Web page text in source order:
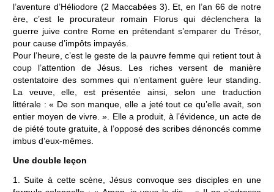
l’aventure d’Héliodore (2 Maccabées 3). Et, en l’an 66 de notre
ère, c’est le procurateur romain Florus qui déclenchera la
guerre juive contre Rome en prétendant s’emparer du Trésor,
pour cause d’impôts impayés.
Pour l’heure, c’est le geste de la pauvre femme qui retient tout à
coup l’attention de Jésus. Les riches versent de manière
ostentatoire des sommes qui n’entament guère leur standing.
La veuve, elle, est présentée ainsi, selon une traduction
littérale : « De son manque, elle a jeté tout ce qu’elle avait, son
entier moyen de vivre. ». Elle a produit, à l’évidence, un acte de
de piété toute gratuite, à l’opposé des scribes dénoncés comme
imbus d’eux-mêmes.
Une double leçon
1. Suite à cette scène, Jésus convoque ses disciples en une